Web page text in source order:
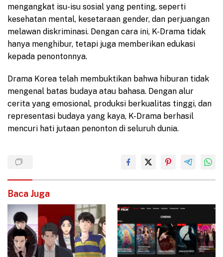
mengangkat isu-isu sosial yang penting, seperti
kesehatan mental, kesetaraan gender, dan perjuangan
melawan diskriminasi. Dengan cara ini, K-Drama tidak
hanya menghibur, tetapi juga memberikan edukasi
kepada penontonnya.
Drama Korea telah membuktikan bahwa hiburan tidak
mengenal batas budaya atau bahasa. Dengan alur
cerita yang emosional, produksi berkualitas tinggi, dan
representasi budaya yang kaya, K-Drama berhasil
mencuri hati jutaan penonton di seluruh dunia.
Baca Juga